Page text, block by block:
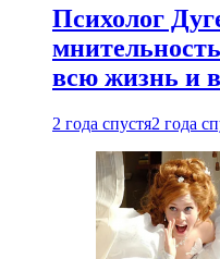
Психолог
всю жизнь и
2 года спустя2 года